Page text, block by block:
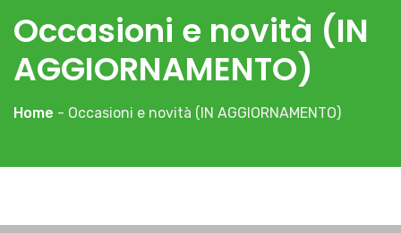
Occasioni e novità (IN
AGGIORNAMENTO)
Home - Occasioni e novità (IN AGGIORNAMENTO)